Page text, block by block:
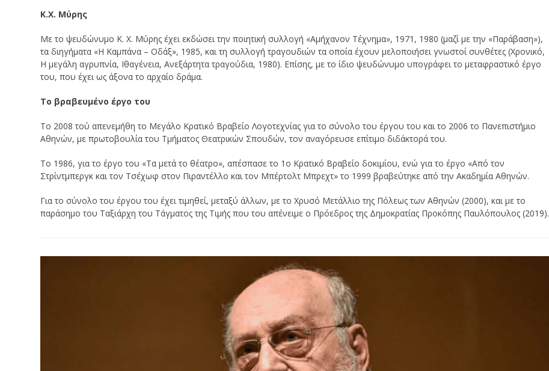
Κ.Χ. Μύρης
Με το ψευδώνυμο Κ. Χ. Μύρης έχει εκδώσει την ποιητική συλλογή «Αμήχανον Τέχνημα», 1971, 1980 (μαζί με την «Παράβαση»),
τα διηγήματα «Η Καμπάνα – Οδάξ», 1985, και τη συλλογή τραγουδιών τα οποία έχουν μελοποιήσει γνωστοί συνθέτες (Χρονικό,
Η μεγάλη αγρυπνία, Ιθαγένεια, Ανεξάρτητα τραγούδια, 1980). Επίσης, με το ίδιο ψευδώνυμο υπογράφει το μεταφραστικό έργο
του, που έχει ως άξονα το αρχαίο δράμα.
Το βραβευμένο έργο του
Το 2008 τού απενεμήθη το Μεγάλο Κρατικό Βραβείο Λογοτεχνίας για το σύνολο του έργου του και το 2006 το Πανεπιστήμιο
Αθηνών, με πρωτοβουλία του Τμήματος Θεατρικών Σπουδών, τον αναγόρευσε επίτιμο διδάκτορά του.
Το 1986, για το έργο του «Τα μετά το θέατρο», απέσπασε το 1ο Κρατικό Βραβείο δοκιμίου, ενώ για το έργο «Από τον
Στρίντμπεργκ και τον Τσέχωφ στον Πιραντέλλο και τον Μπέρτολτ Μπρεχτ» το 1999 βραβεύτηκε από την Ακαδημία Αθηνών.
Για το σύνολο του έργου του έχει τιμηθεί, μεταξύ άλλων, με το Χρυσό Μετάλλιο της Πόλεως των Αθηνών (2000), και με το
παράσημο του Ταξιάρχη του Τάγματος της Τιμής που του απένειμε ο Πρόεδρος της Δημοκρατίας Προκόπης Παυλόπουλος (2019).